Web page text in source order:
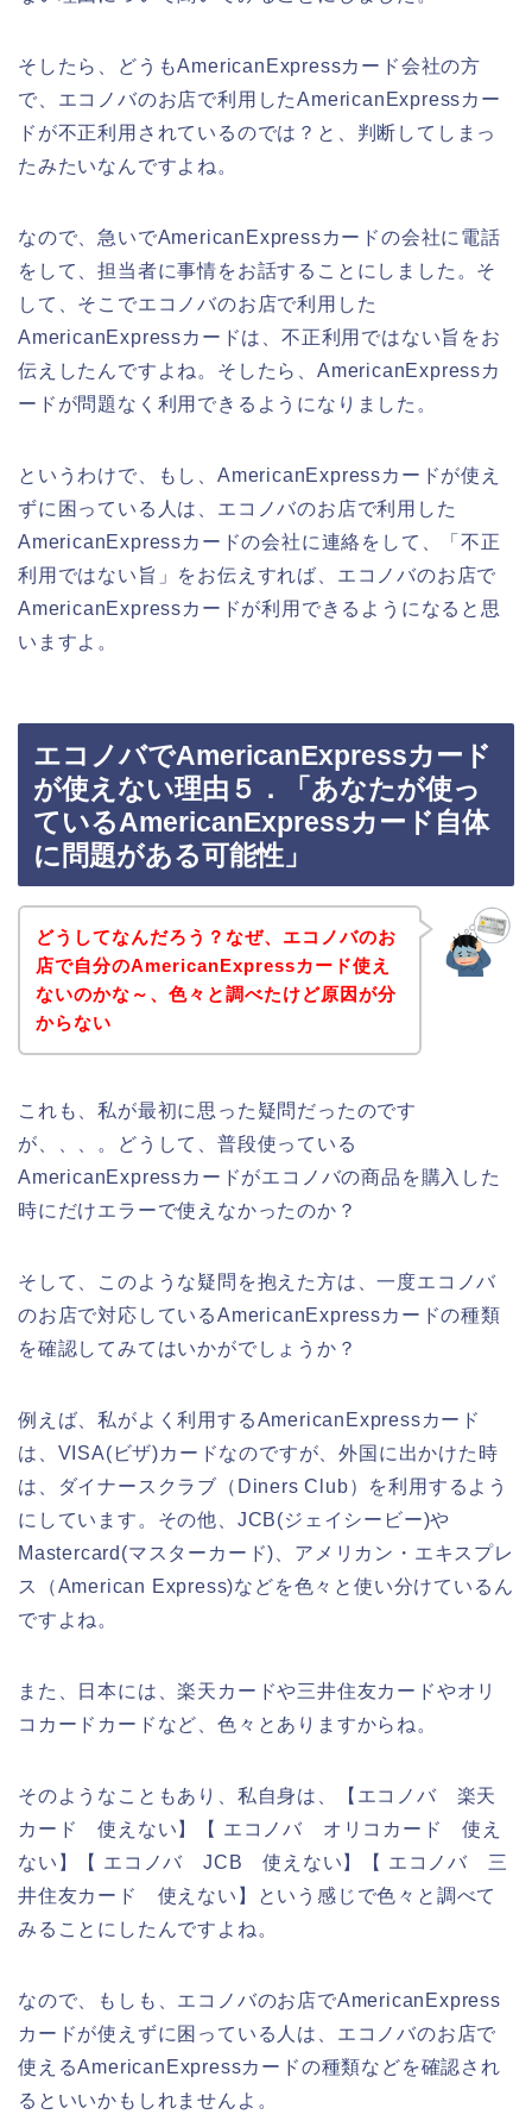
そしたら、どうもAmericanExpressカード会社の方
で、エコノバのお店で利用したAmericanExpressカー
ドが不正利用されているのでは？と、判断してしまっ
たみたいなんですよね。
なので、急いでAmericanExpressカードの会社に電話
をして、担当者に事情をお話することにしました。そ
して、そこでエコノバのお店で利用した
AmericanExpressカードは、不正利用ではない旨をお
伝えしたんですよね。そしたら、AmericanExpressカ
ードが問題なく利用できるようになりました。
というわけで、もし、AmericanExpressカードが使え
ずに困っている人は、エコノバのお店で利用した
AmericanExpressカードの会社に連絡をして、「不正
利用ではない旨」をお伝えすれば、エコノバのお店で
AmericanExpressカードが利用できるようになると思
いますよ。
エコノバでAmericanExpressカード
が使えない理由５．「あなたが使っ
ているAmericanExpressカード自体
に問題がある可能性」
どうしてなんだろう？なぜ、エコノバのお
店で自分のAmericanExpressカード使え
ないのかな～、色々と調べたけど原因が分
からない
これも、私が最初に思った疑問だったのです
が、、、。どうして、普段使っている
AmericanExpressカードがエコノバの商品を購入した
時にだけエラーで使えなかったのか？
そして、このような疑問を抱えた方は、一度エコノバ
のお店で対応しているAmericanExpressカードの種類
を確認してみてはいかがでしょうか？
例えば、私がよく利用するAmericanExpressカード
は、VISA(ビザ)カードなのですが、外国に出かけた時
は、ダイナースクラブ（Diners Club）を利用するよう
にしています。その他、JCB(ジェイシービー)や
Mastercard(マスターカード)、アメリカン・エキスプレ
ス（American Express)などを色々と使い分けているん
ですよね。
また、日本には、楽天カードや三井住友カードやオリ
コカードカードなど、色々とありますからね。
そのようなこともあり、私自身は、【エコノバ 楽天
カード 使えない】【 エコノバ オリコカード 使え
ない】【 エコノバ JCB 使えない】【 エコノバ 三
井住友カード 使えない】という感じで色々と調べて
みることにしたんですよね。
なので、もしも、エコノバのお店でAmericanExpress
カードが使えずに困っている人は、エコノバのお店で
使えるAmericanExpressカードの種類などを確認され
るといいかもしれませんよ。